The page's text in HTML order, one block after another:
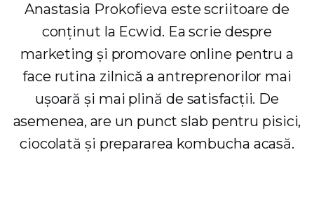
Anastasia Prokofieva este scriitoare de
conținut la Ecwid. Ea scrie despre
marketing și promovare online pentru a
face rutina zilnică a antreprenorilor mai
ușoară și mai plină de satisfacții. De
asemenea, are un punct slab pentru pisici,
ciocolată și prepararea kombucha acasă.